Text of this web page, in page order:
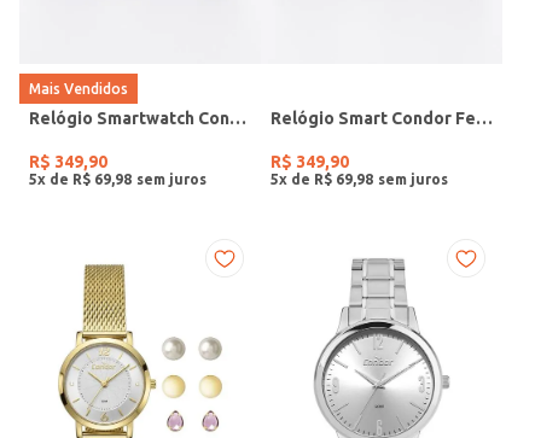
Mais Vendidos
Relógio Smartwatch Condor PRETO
R$ 349,90
5x de R$ 69 98
Relógio Smart Condor Feminino ROSE
R$ 349,90
5x de R$ 69 98